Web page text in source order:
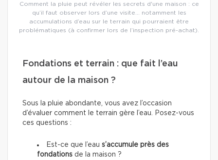
Comment la pluie peut révéler les secrets d'une maison : ce
qu’il faut observer lors d’une visite… notamment les
accumulations d’eau sur le terrain qui pourraient être
problématiques (à confirmer lors de l’inspection pré-achat).
Fondations et terrain : que fait l’eau
autour de la maison ?
Sous la pluie abondante, vous avez l’occasion
d’évaluer comment le terrain gère l’eau. Posez-vous
ces questions :
Est-ce que l’eau s’accumule près des
fondations de la maison ?